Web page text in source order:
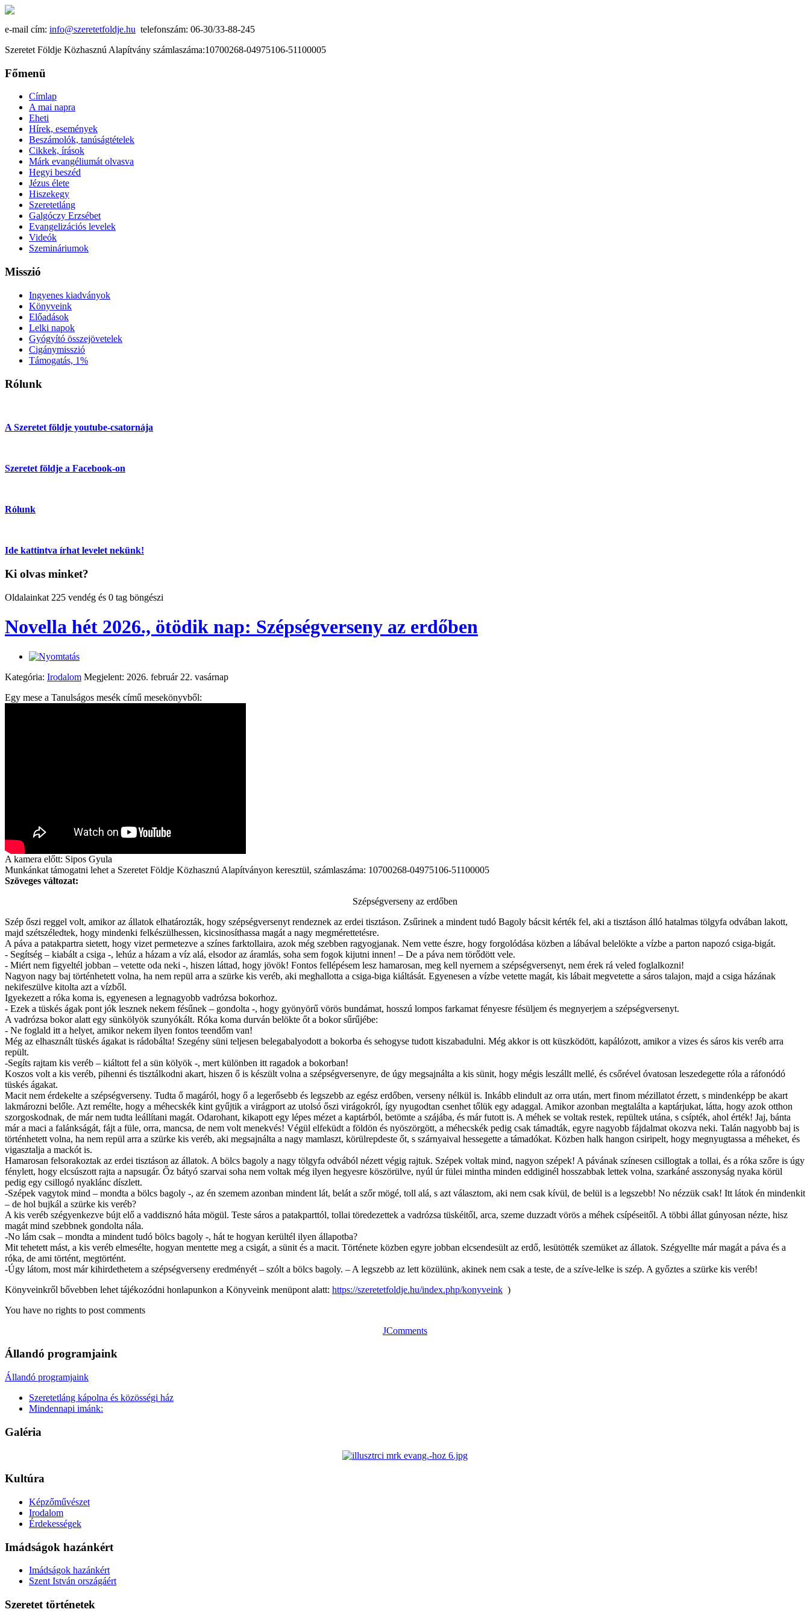
e-mail cím: info@szeretetfoldje.hu telefonszám: 06-30/33-88-245
Szeretet Földje Közhasznú Alapítvány számlaszáma:10700268-04975106-51100005
Főmenü
Címlap
A mai napra
Eheti
Hírek, események
Beszámolók, tanúságtételek
Cikkek, írások
Márk evangéliumát olvasva
Hegyi beszéd
Jézus élete
Hiszekegy
Szeretetláng
Galgóczy Erzsébet
Evangelizációs levelek
Videók
Szemináriumok
Misszió
Ingyenes kiadványok
Könyveink
Előadások
Lelki napok
Gyógyító összejövetelek
Cigánymisszió
Támogatás, 1%
Rólunk
A Szeretet földje youtube-csatornája
Szeretet földje a Facebook-on
Rólunk
Ide kattintva írhat levelet nekünk!
Ki olvas minket?
Oldalainkat 225 vendég és 0 tag böngészi
Novella hét 2026., ötödik nap: Szépségverseny az erdőben
Kategória: Irodalom Megjelent: 2026. február 22. vasárnap
Egy mese a Tanulságos mesék című mesekönyvből:
A kamera előtt: Sipos Gyula
Munkánkat támogatni lehet a Szeretet Földje Közhasznú Alapítványon keresztül, számlaszáma: 10700268-04975106-51100005
Szöveges változat:
Szépségverseny az erdőben
Szép őszi reggel volt, amikor az állatok elhatározták, hogy szépségversenyt rendeznek az erdei tisztáson. Zsűrinek a mindent tudó Bagoly bácsit kérték fel, aki a tisztáson álló hatalmas tölgyfa odvában lakott,
majd szétszéledtek, hogy mindenki felkészülhessen, kicsinosíthassa magát a nagy megmérettetésre.
A páva a patakpartra sietett, hogy vizet permetezve a színes farktollaira, azok még szebben ragyogjanak. Nem vette észre, hogy forgolódása közben a lábával belelökte a vízbe a parton napozó csiga-bigát.
- Segítség – kiabált a csiga -, lehúz a házam a víz alá, elsodor az áramlás, soha sem fogok kijutni innen! – De a páva nem törődött vele.
- Miért nem figyeltél jobban – vetette oda neki -, hiszen láttad, hogy jövök! Fontos fellépésem lesz hamarosan, meg kell nyernem a szépségversenyt, nem érek rá veled foglalkozni!
Nagyon nagy baj történhetett volna, ha nem repül arra a szürke kis veréb, aki meghallotta a csiga-biga kiáltását. Egyenesen a vízbe vetette magát, kis lábait megvetette a sáros talajon, majd a csiga házának
nekifeszülve kitolta azt a vízből.
Igyekezett a róka koma is, egyenesen a legnagyobb vadrózsa bokorhoz.
- Ezek a tüskés ágak pont jók lesznek nekem fésűnek – gondolta -, hogy gyönyörű vörös bundámat, hosszú lompos farkamat fényesre fésüljem és megnyerjem a szépségversenyt.
A vadrózsa bokor alatt egy sünkölyök szunyókált. Róka koma durván belökte őt a bokor sűrűjébe:
- Ne foglald itt a helyet, amikor nekem ilyen fontos teendőm van!
Még az elhasznált tüskés ágakat is rádobálta! Szegény süni teljesen belegabalyodott a bokorba és sehogyse tudott kiszabadulni. Még akkor is ott küszködött, kapálózott, amikor a vizes és sáros kis veréb arra
repült.
-Segíts rajtam kis veréb – kiáltott fel a sün kölyök -, mert különben itt ragadok a bokorban!
Koszos volt a kis veréb, pihenni és tisztálkodni akart, hiszen ő is készült volna a szépségversenyre, de úgy megsajnálta a kis sünit, hogy mégis leszállt mellé, és csőrével óvatosan leszedegette róla a ráfonódó
tüskés ágakat.
Macit nem érdekelte a szépségverseny. Tudta ő magáról, hogy ő a legerősebb és legszebb az egész erdőben, verseny nélkül is. Inkább elindult az orra után, mert finom mézillatot érzett, s mindenképp be akart
lakmározni belőle. Azt remélte, hogy a méhecskék kint gyűjtik a virágport az utolsó őszi virágokról, így nyugodtan csenhet tőlük egy adaggal. Amikor azonban megtalálta a kaptárjukat, látta, hogy azok otthon
szorgoskodnak, de már nem tudta leállítani magát. Odarohant, kikapott egy lépes mézet a kaptárból, betömte a szájába, és már futott is. A méhek se voltak restek, repültek utána, s csípték, ahol érték! Jaj, bánta
már a maci a falánkságát, fájt a füle, orra, mancsa, de nem volt menekvés! Végül elfeküdt a földön és nyöszörgött, a méhecskék pedig csak támadták, egyre nagyobb fájdalmat okozva neki. Talán nagyobb baj is
történhetett volna, ha nem repül arra a szürke kis veréb, aki megsajnálta a nagy mamlaszt, körülrepdeste őt, s szárnyaival hessegette a támadókat. Közben halk hangon csiripelt, hogy megnyugtassa a méheket, és
vigasztalja a mackót is.
Hamarosan felsorakoztak az erdei tisztáson az állatok. A bölcs bagoly a nagy tölgyfa odvából nézett végig rajtuk. Szépek voltak mind, nagyon szépek! A pávának színesen csillogtak a tollai, és a róka szőre is úgy
fénylett, hogy elcsúszott rajta a napsugár. Őz bátyó szarvai soha nem voltak még ilyen hegyesre köszörülve, nyúl úr fülei mintha minden eddiginél hosszabbak lettek volna, szarkáné asszonyság nyaka körül
pedig egy csillogó nyaklánc díszlett.
-Szépek vagytok mind – mondta a bölcs bagoly -, az én szemem azonban mindent lát, belát a szőr mögé, toll alá, s azt választom, aki nem csak kívül, de belül is a legszebb! No nézzük csak! Itt látok én mindenkit
– de hol bujkál a szürke kis veréb?
A kis veréb szégyenkezve bújt elő a vaddisznó háta mögül. Teste sáros a patakparttól, tollai töredezettek a vadrózsa tüskéitől, arca, szeme duzzadt vörös a méhek csípéseitől. A többi állat gúnyosan nézte, hisz
magát mind szebbnek gondolta nála.
-No lám csak – mondta a mindent tudó bölcs bagoly -, hát te hogyan kerültél ilyen állapotba?
Mit tehetett mást, a kis veréb elmesélte, hogyan mentette meg a csigát, a sünit és a macit. Története közben egyre jobban elcsendesült az erdő, lesütötték szemüket az állatok. Szégyellte már magát a páva és a
róka, de ami történt, megtörtént.
-Úgy látom, most már kihirdethetem a szépségverseny eredményét – szólt a bölcs bagoly. – A legszebb az lett közülünk, akinek nem csak a teste, de a szíve-lelke is szép. A győztes a szürke kis veréb!
Könyveinkről bővebben lehet tájékozódni honlapunkon a Könyveink menüpont alatt: https://szeretetfoldje.hu/index.php/konyveink )
You have no rights to post comments
JComments
Állandó programjaink
Állandó programjaink
Szeretetláng kápolna és közösségi ház
Mindennapi imánk:
Galéria
Kultúra
Képzőművészet
Irodalom
Érdekességek
Imádságok hazánkért
Imádságok hazánkért
Szent István országáért
Szeretet történetek